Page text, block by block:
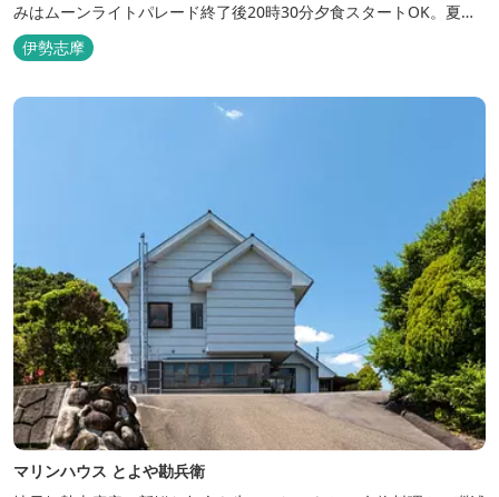
みはムーンライトパレード終了後20時30分夕食スタートOK。夏ガ
キ6月～8月も好評。
伊勢志摩
マリンハウス とよや勘兵衛